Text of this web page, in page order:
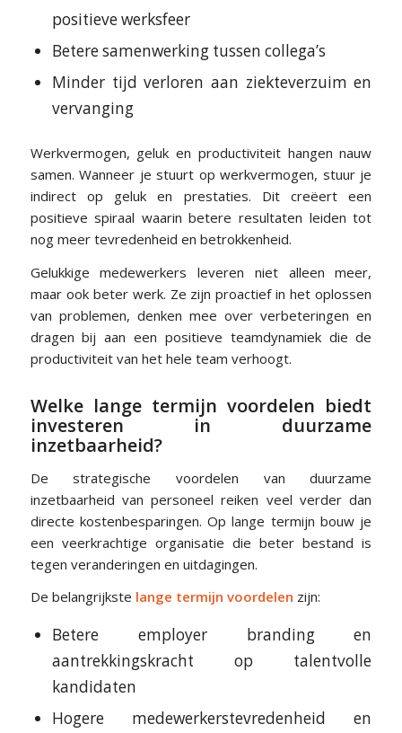
positieve werksfeer
Betere samenwerking tussen collega’s
Minder tijd verloren aan ziekteverzuim en
vervanging
Werkvermogen, geluk en productiviteit hangen nauw
samen. Wanneer je stuurt op werkvermogen, stuur je
indirect op geluk en prestaties. Dit creëert een
positieve spiraal waarin betere resultaten leiden tot
nog meer tevredenheid en betrokkenheid.
Gelukkige medewerkers leveren niet alleen meer,
maar ook beter werk. Ze zijn proactief in het oplossen
van problemen, denken mee over verbeteringen en
dragen bij aan een positieve teamdynamiek die de
productiviteit van het hele team verhoogt.
Welke lange termijn voordelen biedt
investeren in duurzame
inzetbaarheid?
De strategische voordelen van duurzame
inzetbaarheid van personeel reiken veel verder dan
directe kostenbesparingen. Op lange termijn bouw je
een veerkrachtige organisatie die beter bestand is
tegen veranderingen en uitdagingen.
De belangrijkste lange termijn voordelen zijn:
Betere employer branding en
aantrekkingskracht op talentvolle
kandidaten
Hogere medewerkerstevredenheid en